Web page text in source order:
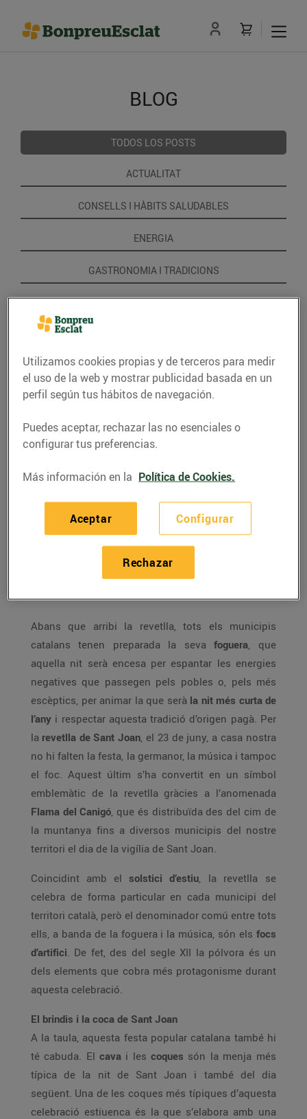
BLOG
TODOS LOS POSTS
ACTUALITAT
CONSELLS I HÀBITS SALUDABLES
ENERGIA
GASTRONOMIA I TRADICIONS
RECEPTES
GASTRONOMÍA Y TRADICIONES
La nit més curta i
màgica de l’any
Abans que arribi la revetlla, tots els municipis
catalans tenen preparada la seva foguera, que
aquella nit serà encesa per espantar les energies
negatives que passegen pels pobles o, pels més
escèptics, per animar la que serà la nit més curta de
l’any i respectar aquesta tradició d’origen pagà. Per
la revetlla de Sant Joan, el 23 de juny, a casa nostra
no hi falten la festa, la germanor, la música i tampoc
el foc. Aquest últim s’ha convertit en un símbol
emblemàtic de la revetlla gràcies a l’anomenada
Flama del Canigó, que és distribuïda des del cim de
la muntanya fins a diversos municipis del nostre
territori el dia de la vigília de Sant Joan.
Coincidint amb el solstici d’estiu, la revetlla se
celebra de forma particular en cada municipi del
territori català, però el denominador comú entre tots
ells, a banda de la foguera i la música, són els focs
d’artifici. De fet, des del segle XII la pólvora és un
dels elements que cobra més protagonisme durant
aquesta celebració.
El brindis i la coca de Sant Joan
A la taula, aquesta festa popular catalana també hi
té cabuda. El cava i les coques són la menja més
típica de la nit de Sant Joan i també del dia
següent. Una de les coques més típiques d’aquesta
celebració estiuenca és la que s’elabora amb una
Utilizamos cookies propias y de terceros para medir
el uso de la web y mostrar publicidad basada en un
perfil según tus hábitos de navegación.
Puedes aceptar, rechazar las no esenciales o
configurar tus preferencias.
Más información en la Política de Cookies.
Configurar
Rechazar
Aceptar